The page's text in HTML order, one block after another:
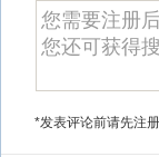
*发表评论前请先注